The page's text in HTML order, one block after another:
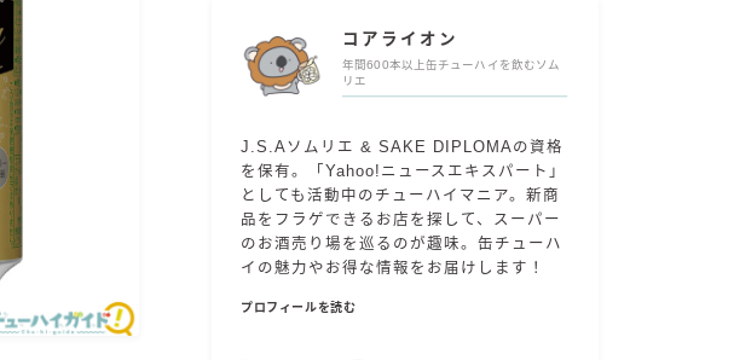
コアライオン
年間600本以上缶チューハイを飲むソム
リエ
J.S.Aソムリエ & SAKE DIPLOMAの資格
を保有。「Yahoo!ニュースエキスパート」
としても活動中のチューハイマニア。新商
品をフラゲできるお店を探して、スーパー
のお酒売り場を巡るのが趣味。缶チューハ
イの魅力やお得な情報をお届けします！
プロフィールを読む